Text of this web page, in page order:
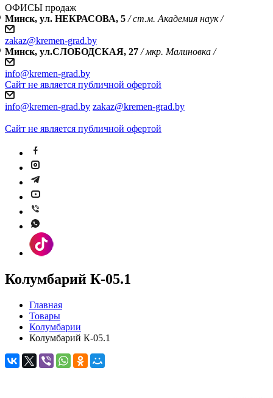
ОФИСЫ продаж
Минск, ул. НЕКРАСОВА, 5 / ст.м. Академия наук /
zakaz@kremen-grad.by
Минск, ул.СЛОБОДСКАЯ, 27 / мкр. Малиновка /
info@kremen-grad.by
Сайт не является публичной офертой
info@kremen-grad.by zakaz@kremen-grad.by
Сайт не является публичной офертой
Колумбарий К-05.1
Главная
Товары
Колумбарии
Колумбарий К-05.1